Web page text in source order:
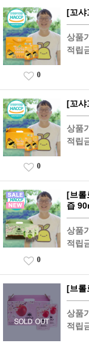
[꼬샤
상품
적립
0
[꼬샤
상품
적립
0
[브롤
즙
상품
적립
0
[브롤
상품
적립